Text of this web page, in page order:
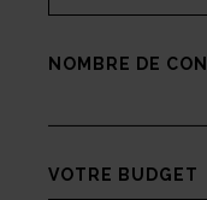
NOMBRE DE
VOTRE BUDGET